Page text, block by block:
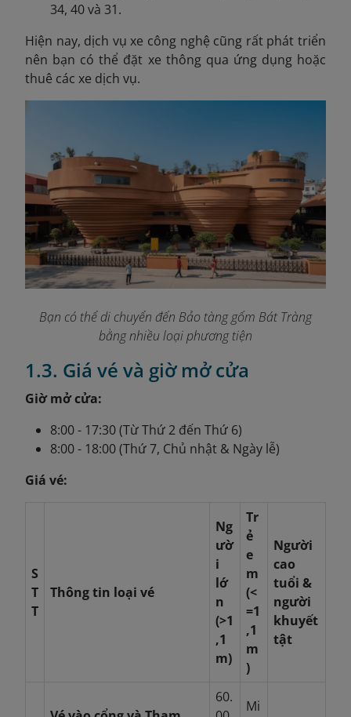
34, 40 và 31.
Hiện nay, dịch vụ xe công nghệ cũng rất phát triển
nên bạn có thể đặt xe thông qua ứng dụng hoặc
thuê các xe dịch vụ.
Bạn có thể di chuyển đến Bảo tàng gốm Bát Tràng
bằng nhiều loại phương tiện
1.3. Giá vé và giờ mở cửa
Giờ mở cửa:
8:00 - 17:30 (Từ Thứ 2 đến Thứ 6)
8:00 - 18:00 (Thứ 7, Chủ nhật & Ngày lễ)
Giá vé:
S
T
T
Thông tin loại vé
Ng
ườ
i
lớ
n
(>1
,1
m)
Tr
ẻ
e
m
(<
=1
,1
m
)
Người
cao
tuổi &
người
khuyết
tật
60.
Mi